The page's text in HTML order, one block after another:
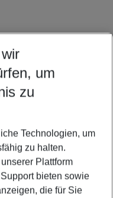
Wünschen
um
zu
Technologien, um
zu halten.
Plattform
bieten sowie
die für Sie